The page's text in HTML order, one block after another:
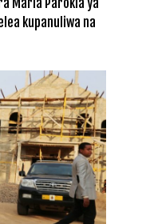
kupanuliwa na